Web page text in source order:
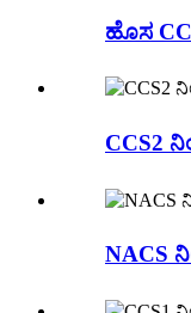
ಹೊಸ
CCS2
NACS